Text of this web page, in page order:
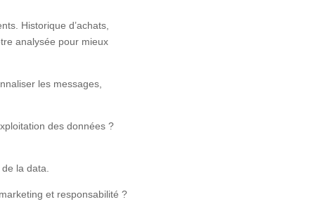
Historique d’achats,
analysée pour mieux
les messages,
des données ?
la data.
et responsabilité ?